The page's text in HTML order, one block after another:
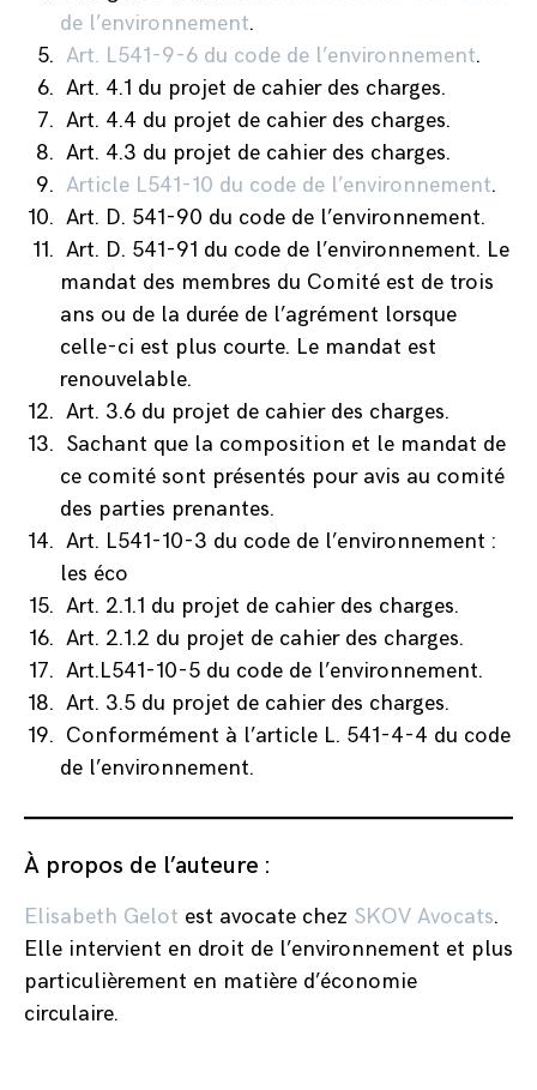
de l’environnement.
Art. L541-9-6 du code de l’environnement.
Art. 4.1 du projet de cahier des charges.
Art. 4.4 du projet de cahier des charges.
Art. 4.3 du projet de cahier des charges.
Article L541-10 du code de l’environnement.
Art. D. 541-90 du code de l’environnement.
Art. D. 541-91 du code de l’environnement. Le
mandat des membres du Comité est de trois
ans ou de la durée de l’agrément lorsque
celle-ci est plus courte. Le mandat est
renouvelable.
Art. 3.6 du projet de cahier des charges.
Sachant que la composition et le mandat de
ce comité sont présentés pour avis au comité
des parties prenantes.
Art. L541-10-3 du code de l’environnement :
les éco
Art. 2.1.1 du projet de cahier des charges.
Art. 2.1.2 du projet de cahier des charges.
Art.L541-10-5 du code de l’environnement.
Art. 3.5 du projet de cahier des charges.
Conformément à l’article L. 541-4-4 du code
de l’environnement.
À propos de l’auteure :
Elisabeth Gelot est avocate chez SKOV Avocats.
Elle intervient en droit de l’environnement et plus
particulièrement en matière d’économie
circulaire.